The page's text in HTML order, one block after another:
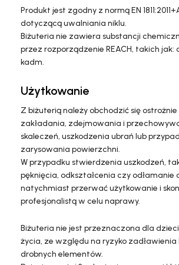
Produkt jest zgodny z normą EN
dotyczącą uwalniania niklu.
Biżuteria nie zawiera substancji
przez rozporządzenie REACH, takich jak:
kadm.
Użytkowanie
Z biżuterią należy obchodzić się
zakładania, zdejmowania i
skaleczeń, uszkodzenia ubrań lub
zarysowania powierzchni.
W przypadku stwierdzenia uszkodzeń,
pęknięcia, odkształcenia czy odłamanie
natychmiast przerwać użytkowanie i
profesjonalistą w celu naprawy.
Biżuteria nie jest przeznaczona dla dzieci
życia, ze względu na ryzyko zadławienia
drobnych elementów.